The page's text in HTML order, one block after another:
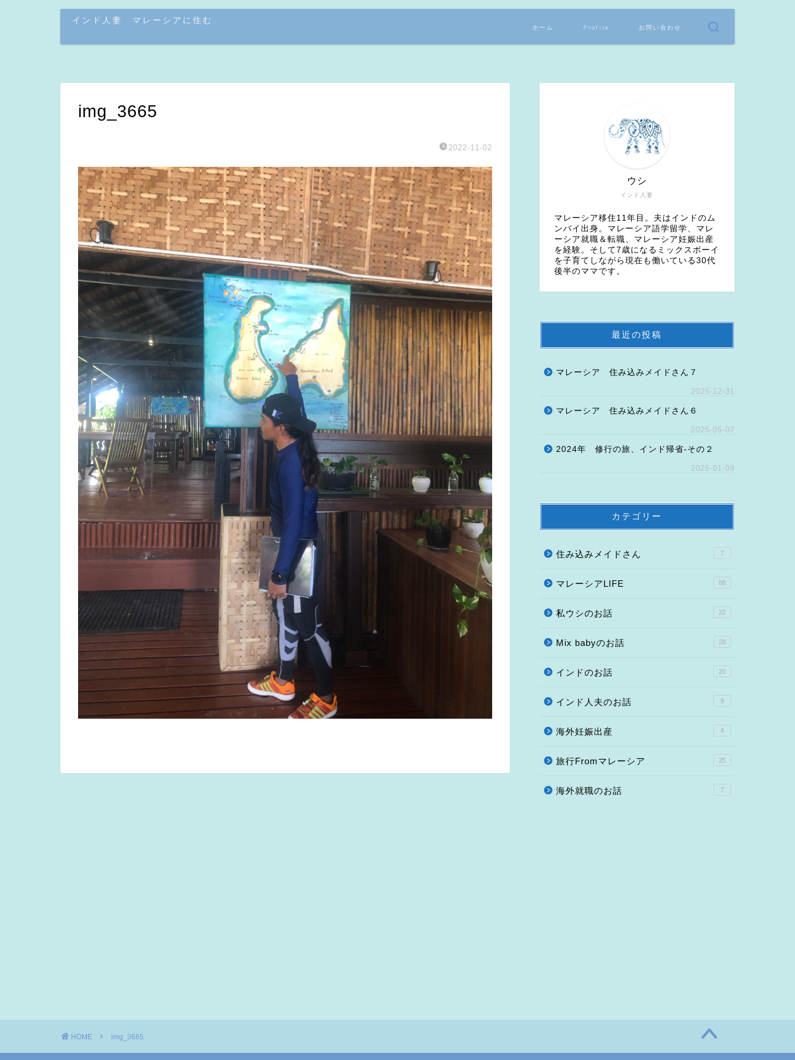
インド人妻 マレーシアに住む
ホーム Profile お問い合わせ
img_3665
2022-11-02
インド人妻
ウシ
マレーシア移住11年目。夫はインドのム
ンバイ出身。マレーシア語学留学、マレ
ーシア就職＆転職、マレーシア妊娠出産
を経験。そして7歳になるミックスボーイ
を子育てしながら現在も働いている30代
後半のママです。
最近の投稿
マレーシア 住み込みメイドさん７
2025-12-31
マレーシア 住み込みメイドさん６
2025-05-07
2024年 修行の旅、インド帰省-その２
2025-01-09
カテゴリー
住み込みメイドさん 7
マレーシアLIFE 88
私ウシのお話 22
Mix babyのお話 28
インドのお話 20
インド人夫のお話 9
海外妊娠出産 4
旅行Fromマレーシア 25
海外就職のお話 7
HOME img_3665